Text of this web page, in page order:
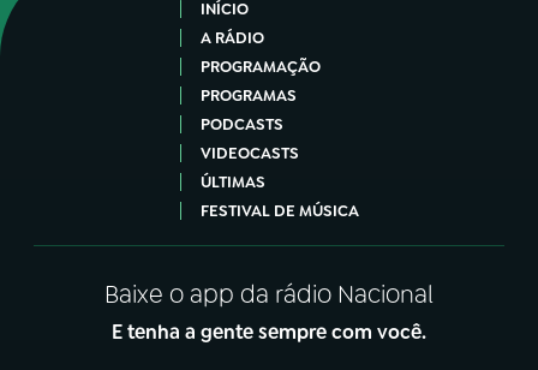
INÍCIO
A RÁDIO
PROGRAMAÇÃO
PROGRAMAS
PODCASTS
VIDEOCASTS
ÚLTIMAS
FESTIVAL DE MÚSICA
Baixe o app da rádio Nacional
E tenha a gente sempre com você.